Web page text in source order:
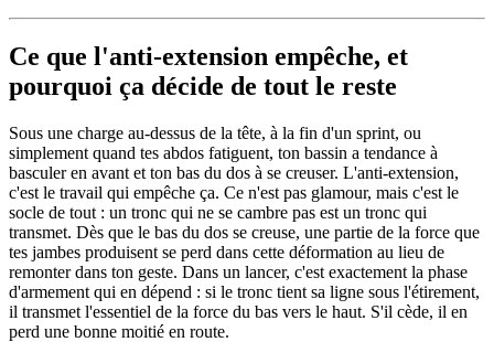
Ce que l'anti-extension empêche, et
pourquoi ça décide de tout le reste
Sous une charge au-dessus de la tête, à la fin d'un sprint, ou
simplement quand tes abdos fatiguent, ton bassin a tendance à
basculer en avant et ton bas du dos à se creuser. L'anti-extension,
c'est le travail qui empêche ça. Ce n'est pas glamour, mais c'est le
socle de tout : un tronc qui ne se cambre pas est un tronc qui
transmet. Dès que le bas du dos se creuse, une partie de la force que
tes jambes produisent se perd dans cette déformation au lieu de
remonter dans ton geste. Dans un lancer, c'est exactement la phase
d'armement qui en dépend : si le tronc tient sa ligne sous l'étirement,
il transmet l'essentiel de la force du bas vers le haut. S'il cède, il en
perd une bonne moitié en route.